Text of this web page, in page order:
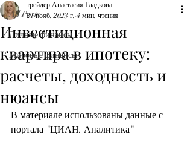
All Posts
Личные финансы
Мировые финансы
Инвестиционная
квартира в ипотеку:
расчеты, доходность и
нюансы
трейдер Анастасия Гладкова
21 нояб. 2023 г. 4 мин. чтения
В материале использованы данные с
портала "ЦИАН. Аналитика"